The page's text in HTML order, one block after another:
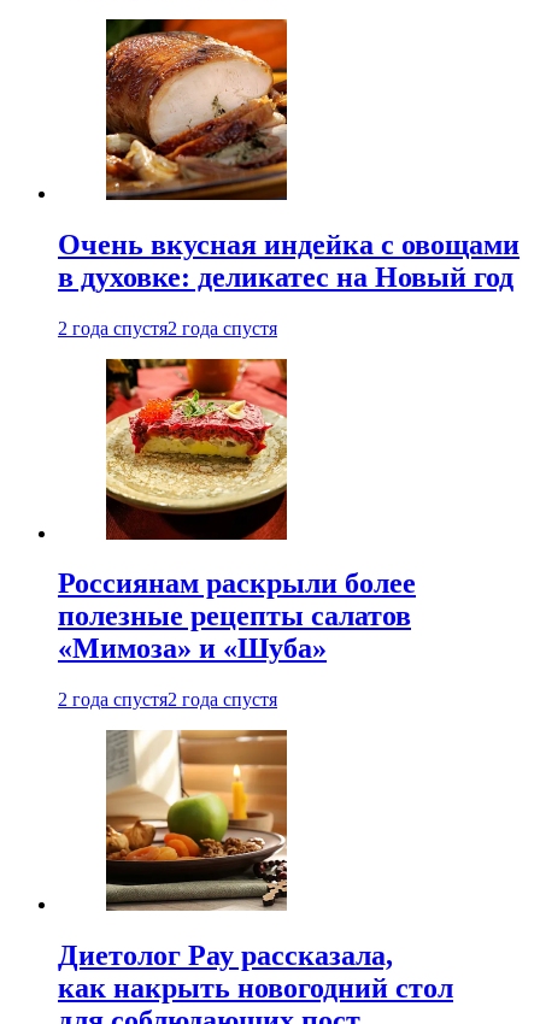
Очень вкусная индейка с овощами
в духовке: деликатес на Новый год
2 года спустя2 года спустя
Россиянам раскрыли более
полезные рецепты салатов
«Мимоза» и «Шуба»
2 года спустя2 года спустя
Диетолог Рау рассказала,
как накрыть новогодний стол